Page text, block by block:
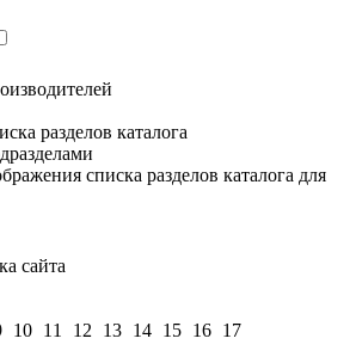
разделов каталога
списка разделов каталога для
сайта
10 11 12 13 14 15 16 17